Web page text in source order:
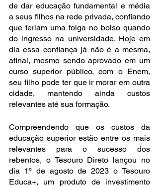
de dar educação fundamental e média
a seus filhos na rede privada, confiando
que teriam uma folga no bolso quando
do ingresso na universidade. Hoje em
dia essa confiança já não é a mesma,
afinal, mesmo sendo aprovado em um
curso superior público, com o Enem,
seu filho pode ter que ir morar em outra
cidade, mantendo ainda custos
relevantes até sua formação.
Compreendendo que os custos da
educação superior estão entre os mais
relevantes para o sucesso dos
rebentos, o Tesouro Direto lançou no
dia 1º de agosto de 2023 o Tesouro
Educa+, um produto de investimento